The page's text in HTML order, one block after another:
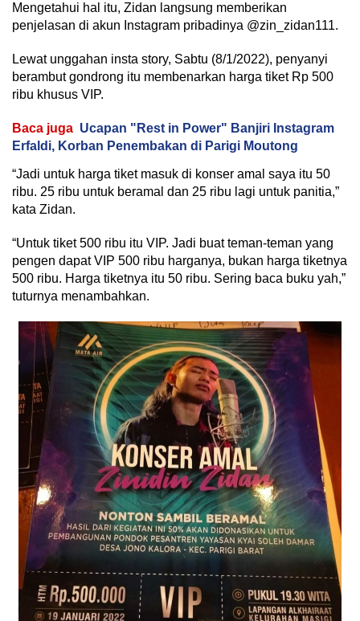
Mengetahui hal itu, Zidan langsung memberikan
penjelasan di akun Instagram pribadinya @zin_zidan111.
Lewat unggahan insta story, Sabtu (8/1/2022), penyanyi
berambut gondrong itu membenarkan harga tiket Rp 500
ribu khusus VIP.
Baca juga Ucapan "Rest in Power" Banjiri Instagram
Erfaldi, Korban Penembakan di Parigi Moutong
“Jadi untuk harga tiket masuk di konser amal saya itu 50
ribu. 25 ribu untuk beramal dan 25 ribu lagi untuk panitia,”
kata Zidan.
“Untuk tiket 500 ribu itu VIP. Jadi buat teman-teman yang
pengen dapat VIP 500 ribu harganya, bukan harga tiketnya
500 ribu. Harga tiketnya itu 50 ribu. Sering baca buku yah,”
tuturnya menambahkan.